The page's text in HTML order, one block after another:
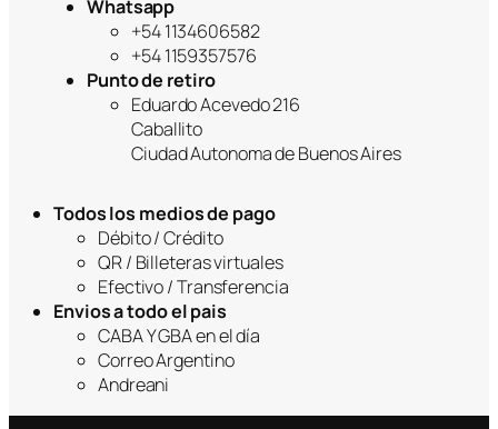
Whatsapp
+54 1134606582
+54 1159357576
Punto de retiro
Eduardo Acevedo 216
Caballito
Ciudad Autonoma de Buenos Aires
Todos los medios de pago
Débito / Crédito
QR / Billeteras virtuales
Efectivo / Transferencia
Envios a todo el pais
CABA Y GBA en el día
Correo Argentino
Andreani